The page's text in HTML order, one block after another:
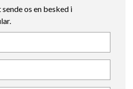
os en besked i